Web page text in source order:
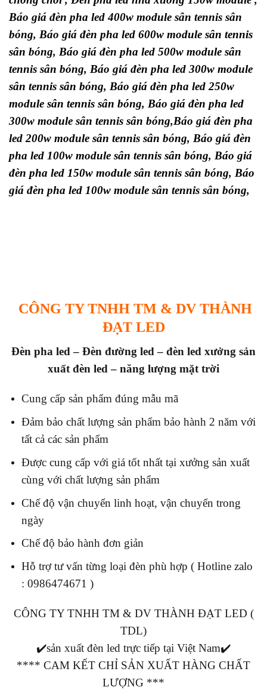
Báo giá đèn pha led 400w module sân tennis sân
bóng, Báo giá đèn pha led 600w module sân tennis
sân bóng, Báo giá đèn pha led 500w module sân
tennis sân bóng, Báo giá đèn pha led 300w module
sân tennis sân bóng, Báo giá đèn pha led 250w
module sân tennis sân bóng, Báo giá đèn pha led
300w module sân tennis sân bóng,Báo giá đèn pha
led 200w module sân tennis sân bóng, Báo giá đèn
pha led 100w module sân tennis sân bóng, Báo giá
đèn pha led 150w module sân tennis sân bóng, Báo
giá đèn pha led 100w module sân tennis sân bóng,
CÔNG TY TNHH TM & DV THÀNH
ĐẠT LED
Đèn pha led – Đèn đường led – đèn led xưởng sản
xuất đèn led – năng lượng mặt trời
Cung cấp sản phẩm đúng mẫu mã
Đảm bảo chất lượng sản phẩm bảo hành 2 năm với
tất cả các sản phẩm
Được cung cấp với giá tốt nhất tại xưởng sản xuất
cùng với chất lượng sản phẩm
Chế độ vận chuyển linh hoạt, vận chuyển trong
ngày
Chế độ bảo hành đơn giản
Hỗ trợ tư vấn từng loại đèn phù hợp ( Hotline zalo
: 0986474671 )
CÔNG TY TNHH TM & DV THÀNH ĐẠT LED (
TDL)
✔️sản xuất đèn led trực tiếp tại Việt Nam✔️
**** CAM KẾT CHỈ SẢN XUẤT HÀNG CHẤT
LƯỢNG ***